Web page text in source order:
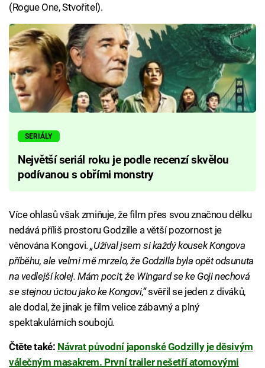
(Rogue One, Stvořitel).
SERIÁLY
Největší seriál roku je podle recenzí skvělou
podívanou s obřími monstry
Více ohlasů však zmiňuje, že film přes svou značnou délku
nedává příliš prostoru Godzille a větší pozornost je
věnována Kongovi.„Užíval jsem si každý kousek Kongova
příběhu, ale velmi mě mrzelo, že Godzilla byla opět odsunuta
na vedlejší kolej. Mám pocit, že Wingard se ke Goji nechová
se stejnou úctou jako ke Kongovi,“svěřil se jeden z diváků,
ale dodal, že jinak je film velice zábavný a plný
spektakulárních soubojů.
Čtěte také: Návrat původní japonské Godzilly je děsivým
válečným masakrem. První trailer nešetří atomovými